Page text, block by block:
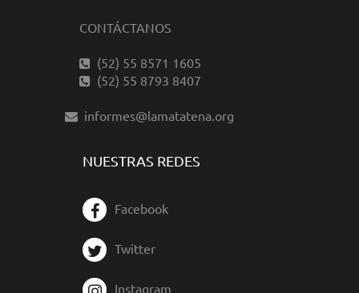
CONTÁCTANOS
(52) 55 8571 1605
(52) 55 8793 8407
informes@lamatatena.org
NUESTRAS REDES
Facebook
Twitter
Instagram